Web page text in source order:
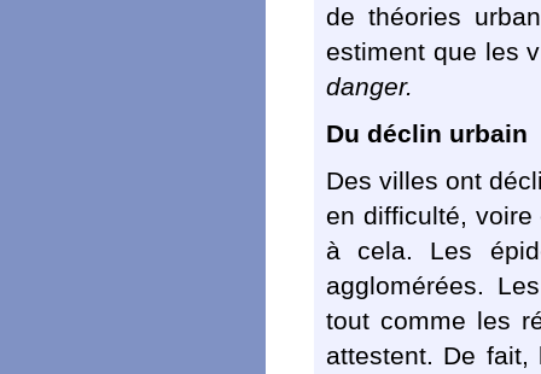
de théories
estiment que les
danger.
Du déclin urbain
Des villes ont
en difficulté,
à cela. Les
agglomérées.
tout comme les
attestent. De